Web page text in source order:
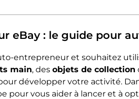
eBay : le guide pour
entrepreneur et souhaitez
main, desobjets de collection
développer votre activité.
pour vous aider à lancer et à